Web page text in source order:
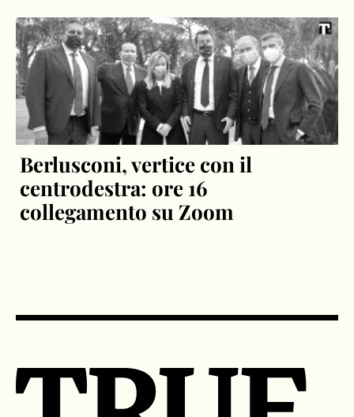
Berlusconi, vertice con il
centrodestra: ore 16
collegamento su Zoom